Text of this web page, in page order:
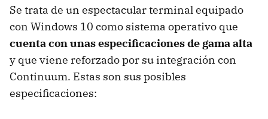
Se trata de un espectacular terminal equipado
con Windows 10 como sistema operativo que
cuenta con unas especificaciones de gama alta
y que viene reforzado por su integración con
Continuum. Estas son sus posibles
especificaciones: